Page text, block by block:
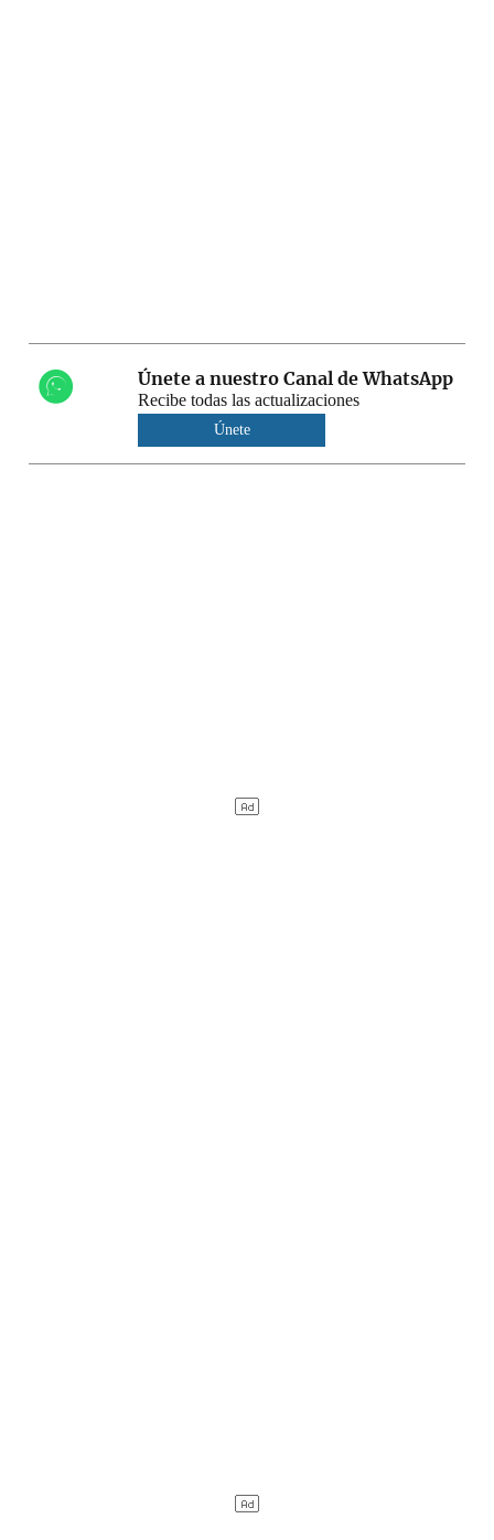
Únete a nuestro Canal de WhatsApp
Recibe todas las actualizaciones
Únete